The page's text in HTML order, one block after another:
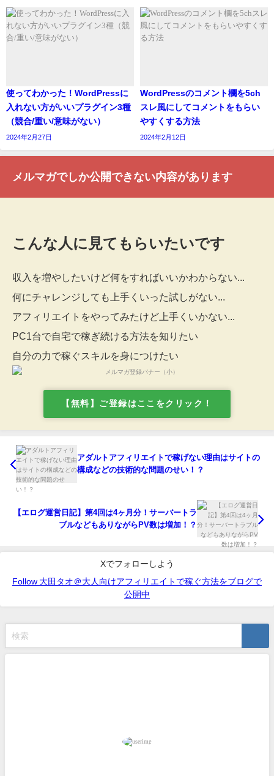
使ってわかった！WordPressに
入れない方がいいプラグイン3種
（競合/重い/意味がない）
2024年2月27日
WordPressのコメント欄を5ch
スレ風にしてコメントをもらい
やすくする方法
2024年2月12日
メルマガでしか公開できない内容があります
こんな人に見てもらいたいです
収入を増やしたいけど何をすればいいかわからない...
何にチャレンジしても上手くいった試しがない...
アフィリエイトをやってみたけど上手くいかない...
PC1台で自宅で稼ぎ続ける方法を知りたい
自分の力で稼ぐスキルを身につけたい
【無料】ご登録はここをクリック！
アダルトアフィリエイトで稼げない理由はサイトの
構成などの技術的な問題のせい！？
【エログ運営日記】第4回は4ヶ月分！サーバートラ
ブルなどもありながらPV数は増加！？
Xでフォローしよう
Follow 大田タオ＠大人向けアフィリエイトで稼ぐ方法をブログで
公開中